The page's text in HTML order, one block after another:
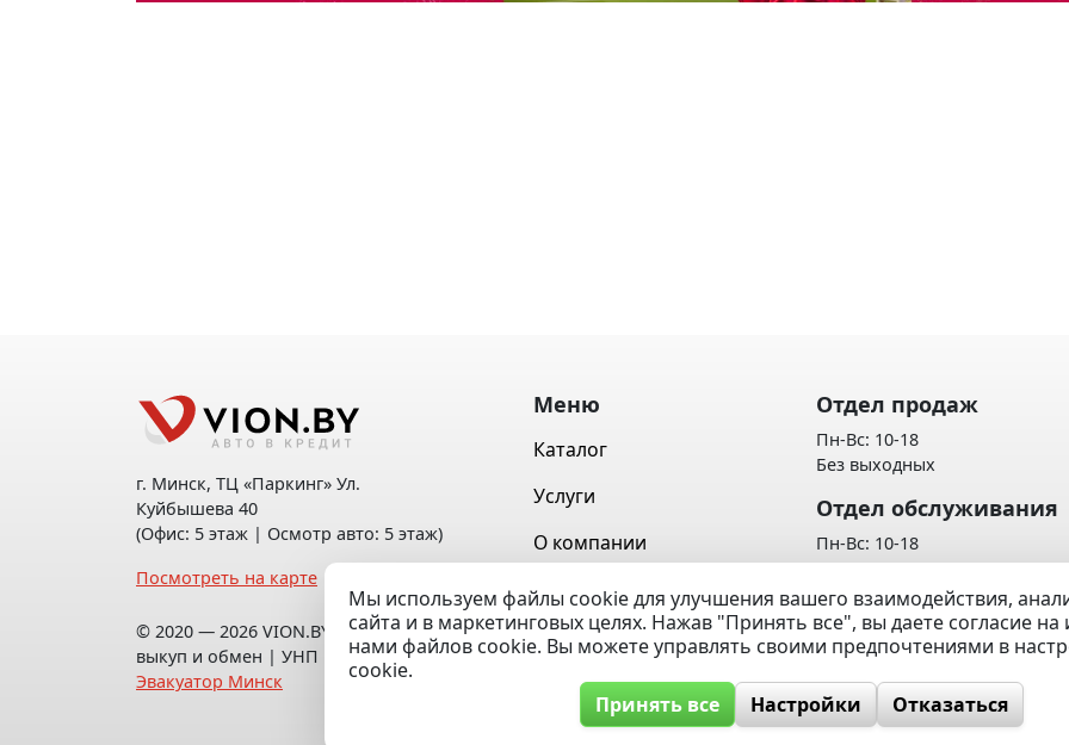
г. Минск, ТЦ «Паркинг» Ул.
Куйбышева 40
(Офис: 5 этаж | Осмотр авто: 5 этаж)
Посмотреть на карте
© 2020 — 2026 VION.BY — Продажа,
выкуп и обмен | УНП 192961100 |
Эвакуатор Минск
Меню
Каталог
Услуги
О компании
Контакты
Вопрос / Ответ
Отдел продаж
Пн-Вс: 10-18
Без выходных
Отдел обслуживания
Пн-Вс: 10-18
Без выходных
Политика обработки
данных
Мы используем файлы cookie для улучшения вашего взаимодействия,
сайта и в маркетинговых целях. Нажав "Принять все", вы даете согласие
нами файлов cookie. Вы можете управлять своими предпочтениями в
cookie.
Принять все
Настройки Отказаться